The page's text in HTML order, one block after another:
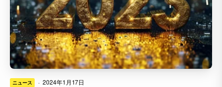
ニュース · 2024年1月17日